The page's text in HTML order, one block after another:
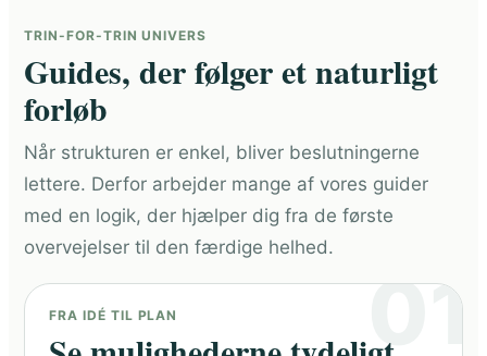
TRIN-FOR-TRIN UNIVERS
Guides, der følger et naturligt
forløb
Når strukturen er enkel, bliver beslutningerne
lettere. Derfor arbejder mange af vores guider
med en logik, der hjælper dig fra de første
overvejelser til den færdige helhed.
01
FRA IDÉ TIL PLAN